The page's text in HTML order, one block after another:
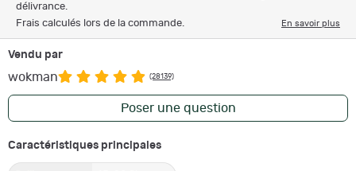
délivrance.
Frais calculés lors de la commande.
En savoir plus
Vendu par
wokman (28139)
Poser une question
Caractéristiques principales